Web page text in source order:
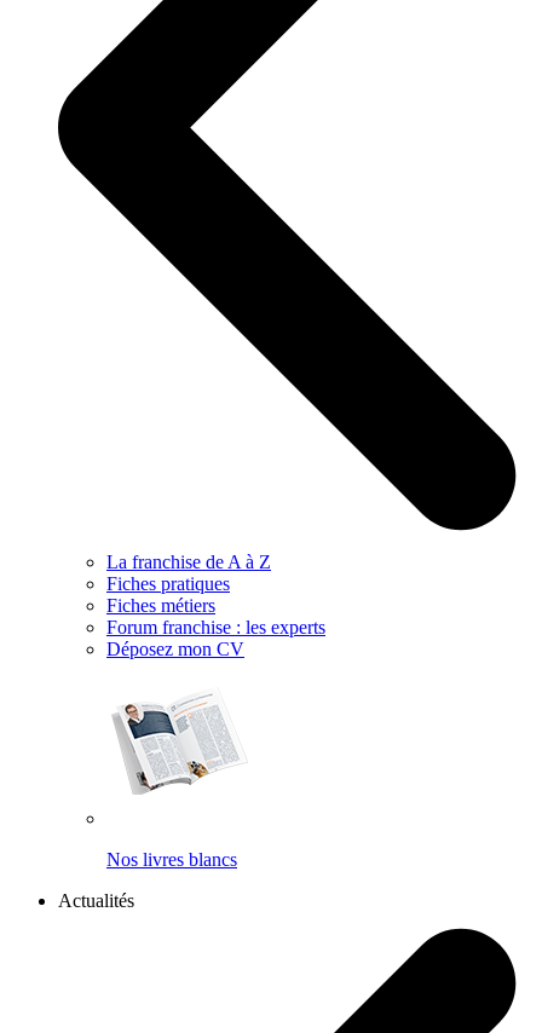
La franchise de A à Z
Fiches pratiques
Fiches métiers
Forum franchise : les experts
Déposez mon CV
Nos livres blancs
Actualités